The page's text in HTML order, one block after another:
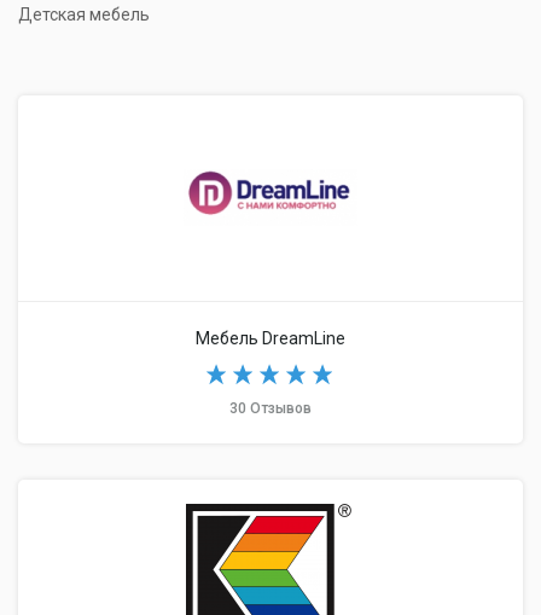
Детская мебель
Мебель DreamLine
30 Отзывов